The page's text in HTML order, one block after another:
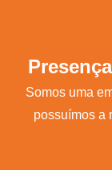
Somos uma
possuímos a